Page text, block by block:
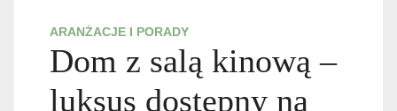
ARANŻACJE I PORADY
Dom z salą kinową –
luksus dostępny na